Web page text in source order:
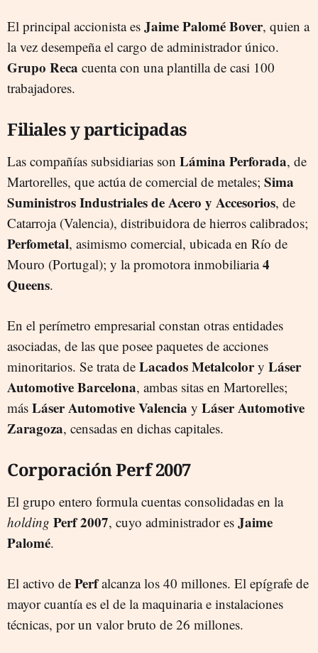
El principal accionista es Jaime Palomé Bover, quien a
la vez desempeña el cargo de administrador único.
Grupo Reca cuenta con una plantilla de casi 100
trabajadores.
Filiales y participadas
Las compañías subsidiarias son Lámina Perforada, de
Martorelles, que actúa de comercial de metales; Sima
Suministros Industriales de Acero y Accesorios, de
Catarroja (Valencia), distribuidora de hierros calibrados;
Perfometal, asimismo comercial, ubicada en Río de
Mouro (Portugal); y la promotora inmobiliaria4
Queens.
En el perímetro empresarial constan otras entidades
asociadas, de las que posee paquetes de acciones
minoritarios. Se trata de Lacados Metalcolory Láser
Automotive Barcelona, ambas sitas en Martorelles;
más Láser Automotive Valencia y Láser Automotive
Zaragoza, censadas en dichas capitales.
Corporación Perf 2007
El grupo entero formula cuentas consolidadas en la
holding Perf 2007, cuyo administrador es Jaime
Palomé.
El activo de Perfalcanza los 40 millones. El epígrafe de
mayor cuantía es el de la maquinaria e instalaciones
técnicas, por un valor bruto de 26 millones.